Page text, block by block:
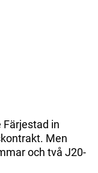
Färjestad in
Men
och två J20-